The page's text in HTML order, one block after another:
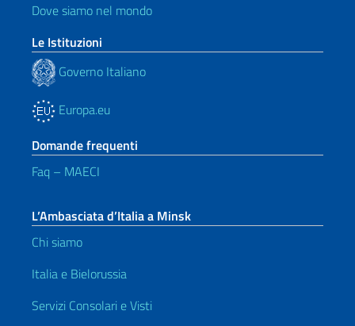
Dove siamo nel mondo
Le Istituzioni
Governo Italiano
Europa.eu
Domande frequenti
Faq – MAECI
L’Ambasciata d’Italia a Minsk
Chi siamo
Italia e Bielorussia
Servizi Consolari e Visti